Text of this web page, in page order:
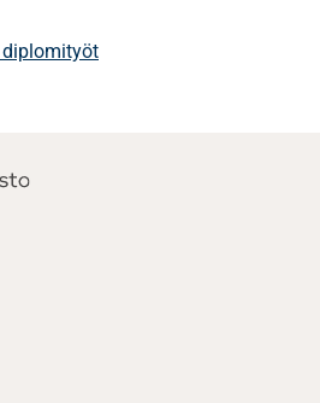
diplomityöt